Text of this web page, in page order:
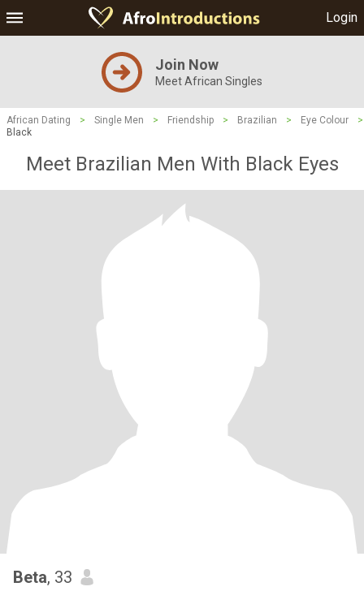
Login
Join Now
Meet African Singles
African Dating > Single Men > Friendship > Brazilian > Eye Colour
>
Black
Meet Brazilian Men With Black Eyes
Beta, 33